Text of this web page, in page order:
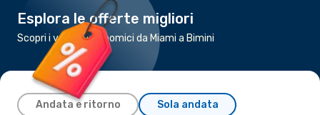
Esplora le offerte migliori
Scopri i voli più economici da Miami a Bimini
Andata e ritorno Sola andata